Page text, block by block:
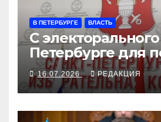
В ПЕТЕРБУРГЕ ВЛАСТЬ
С
Петербурге для
сняли «Родину»
16.07.2026 РЕДАКЦИЯ